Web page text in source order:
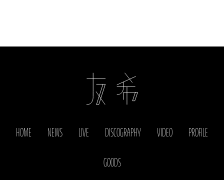
HOME NEWS LIVE DISCOGRAPHY VIDEO PROFILE
GOODS